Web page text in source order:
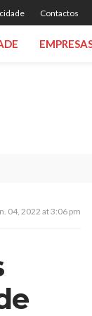
Contactos
que marcaram o
04, 2022 at 3:06 pm